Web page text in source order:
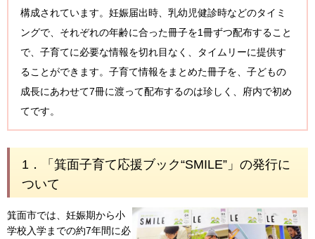
構成されています。妊娠届出時、乳幼児健診時などのタイミ
ングで、それぞれの年齢に合った冊子を1冊ずつ配布すること
で、子育てに必要な情報を切れ目なく、タイムリーに提供す
ることができます。子育て情報をまとめた冊子を、子どもの
成長にあわせて7冊に渡って配布するのは珍しく、府内で初め
てです。
1．「箕面子育て応援ブック“SMILE”」の発行に
ついて
箕面市では、妊娠期から小
学校入学までの約7年間に必